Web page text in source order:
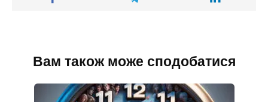
Вам також може сподобатися